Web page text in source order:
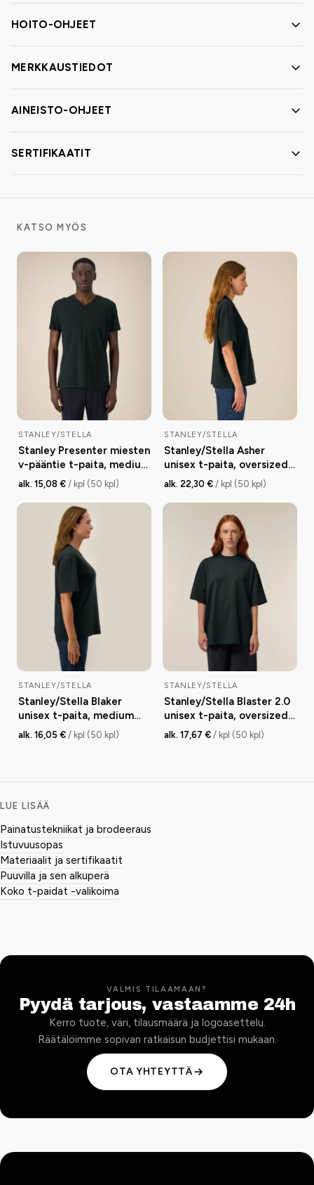
HOITO-OHJEET
MERKKAUSTIEDOT
AINEISTO-OHJEET
SERTIFIKAATIT
KATSO MYÖS
STANLEY/STELLA
Stanley Presenter miesten
v-pääntie t-paita, medium
fit, 155 g
alk. 15,08 € / kpl (50 kpl)
STANLEY/STELLA
Stanley/Stella Asher
unisex t-paita, oversized,
280 g
alk. 22,30 € / kpl (50 kpl)
STANLEY/STELLA
Stanley/Stella Blaker
unisex t-paita, medium
fit, 155 g
alk. 16,05 € / kpl (50 kpl)
STANLEY/STELLA
Stanley/Stella Blaster 2.0
unisex t-paita, oversized,
200 g
alk. 17,67 € / kpl (50 kpl)
LUE LISÄÄ
Painatustekniikat ja brodeeraus
Istuvuusopas
Materiaalit ja sertifikaatit
Puuvilla ja sen alkuperä
Koko t-paidat -valikoima
VALMIS TILAAMAAN?
Pyydä tarjous, vastaamme 24h
Kerro tuote, väri, tilausmäärä ja logoasettelu.
Räätälöimme sopivan ratkaisun budjettisi mukaan.
OTA YHTEYTTÄ